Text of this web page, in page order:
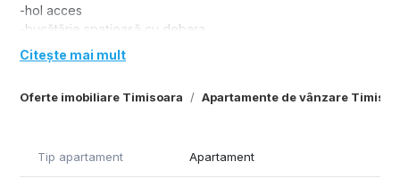
Oferte imobiliare Timisoara Apartamente de vânzare
-hol acces
-bucătărie spațioasă cu debara
- living
-dormitor
-debara in hol
interes și este disponibil imediat.
Citește mai mult
Tip apartament Apartament